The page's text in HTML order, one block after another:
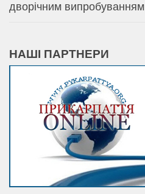
дворічним випробуванням
НАШІ ПАРТНЕРИ